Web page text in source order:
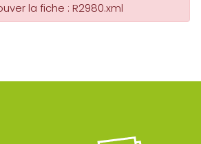
la fiche : R2980.xml